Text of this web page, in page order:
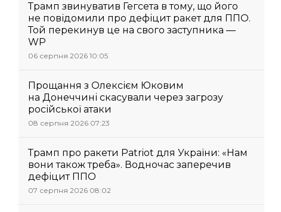
Трамп звинуватив Гегсета в тому, що його
не повідомили про дефіцит ракет для ППО.
Той перекинув це на свого заступника —
WP
06 серпня 2026 10:05
Прощання з Олексієм Юковим
на Донеччині скасували через загрозу
російської атаки
08 серпня 2026 07:23
Трамп про ракети Patriot для України: «Нам
вони також треба». Водночас заперечив
дефіцит ППО
07 серпня 2026 08:02